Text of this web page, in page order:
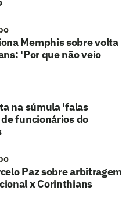
Memphis sobre volta
'Por que não veio
na súmula 'falas
funcionários do
Paz sobre arbitragem
x Corinthians